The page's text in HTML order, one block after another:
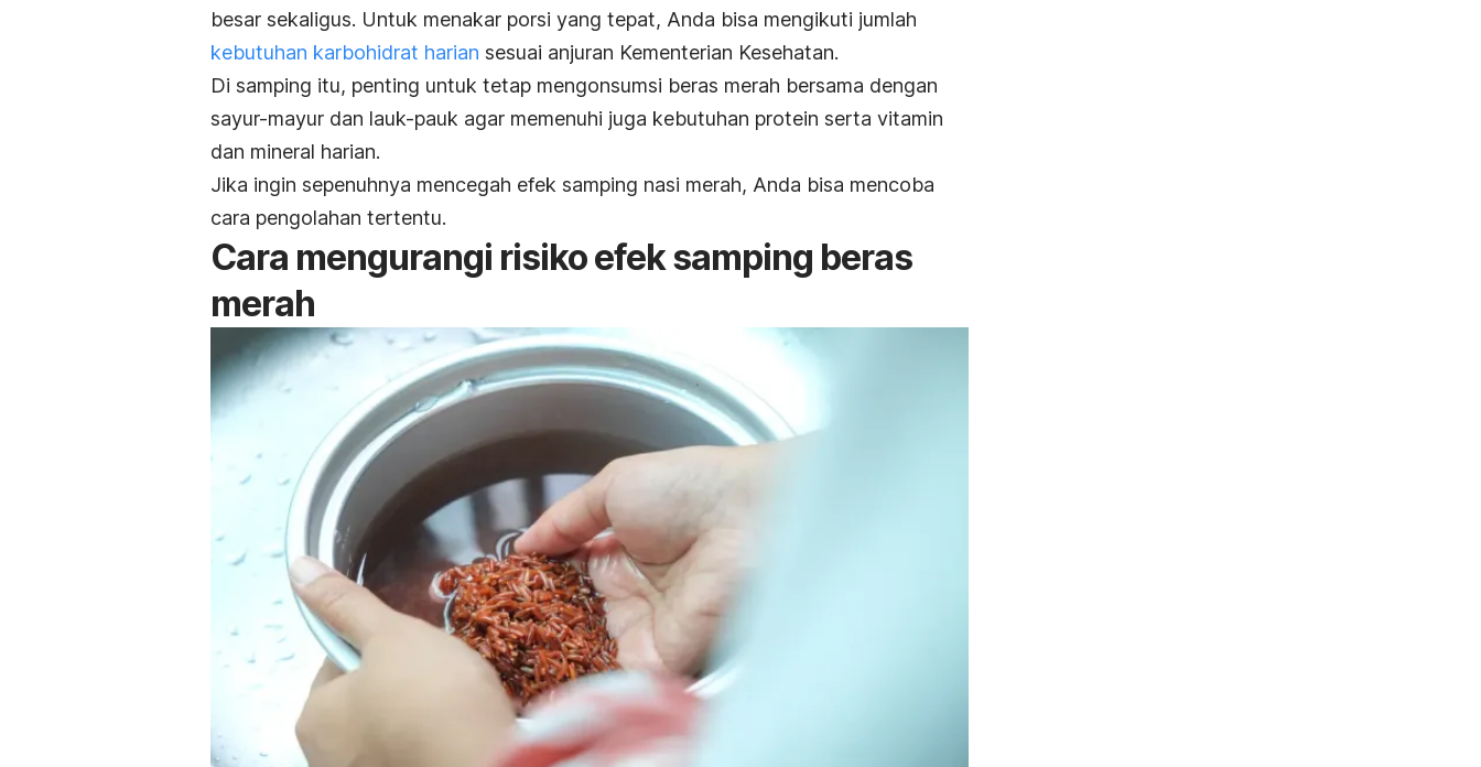
besar sekaligus. Untuk menakar porsi yang tepat, Anda bisa mengikuti jumlah
kebutuhan karbohidrat harian sesuai anjuran Kementerian Kesehatan.
Di samping itu, penting untuk tetap mengonsumsi beras merah bersama dengan
sayur-mayur dan lauk-pauk agar memenuhi juga kebutuhan protein serta vitamin
dan mineral harian.
Jika ingin sepenuhnya mencegah efek samping nasi merah, Anda bisa mencoba
cara pengolahan tertentu.
Cara mengurangi risiko efek samping beras
merah